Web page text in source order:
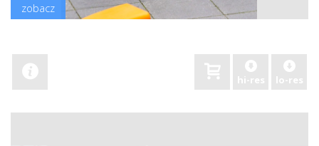
zobacz
hi-res lo-res